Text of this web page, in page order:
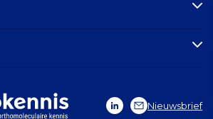
Nieuwsbrief
orthomoleculaire geneeskunde